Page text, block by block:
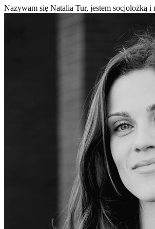
Nazywam się Natalia Tur, jestem socjolożką